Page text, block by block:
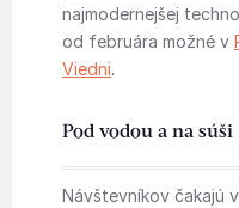
najmodernejšej
od februára možné v
Viedni.
Pod vodou a na súši
Návštevníkov čakajú